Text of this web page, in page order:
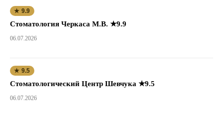
★ 9.9
Стоматология Черкаса М.В. ★9.9
06.07.2026
★ 9.5
Стоматологический Центр Шевчука ★9.5
06.07.2026